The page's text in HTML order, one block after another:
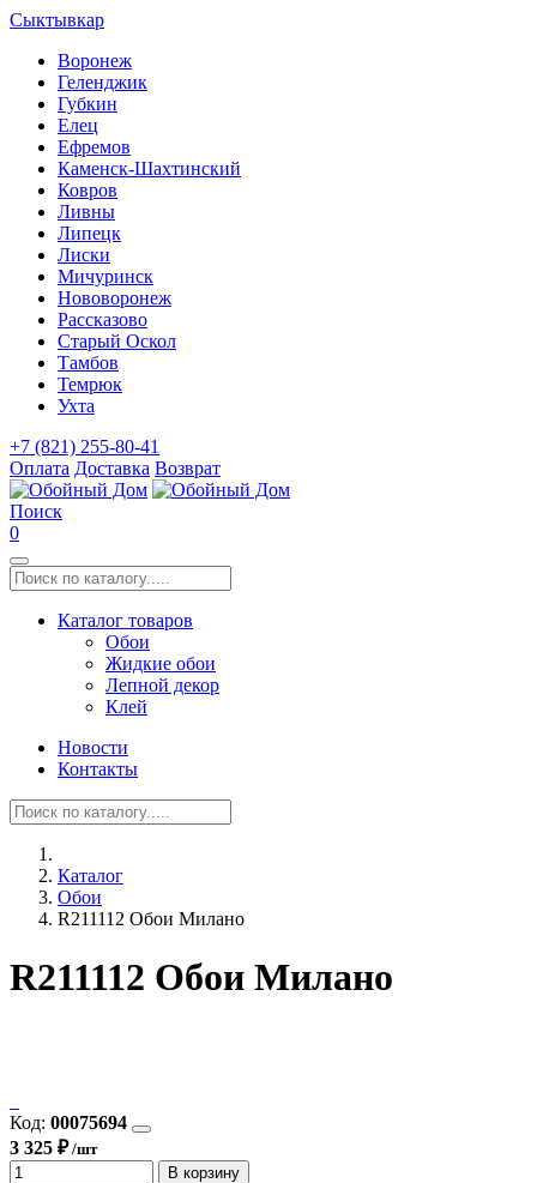
Сыктывкар
Воронеж
Геленджик
Губкин
Елец
Ефремов
Каменск-Шахтинский
Ковров
Ливны
Липецк
Лиски
Мичуринск
Нововоронеж
Рассказово
Старый Оскол
Тамбов
Темрюк
Ухта
+7 (821) 255-80-41
Оплата Доставка Возврат
Поиск
0
Каталог товаров
Обои
Жидкие обои
Лепной декор
Клей
Новости
Контакты
Каталог
Обои
R211112 Обои Милано
R211112 Обои Милано
Код: 00075694
3 325 ₽/шт
В корзину